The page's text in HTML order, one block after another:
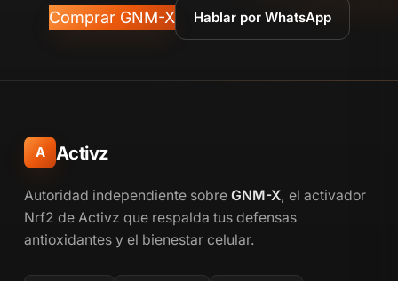
Comprar GNM-X Hablar por WhatsApp
A Activz
Autoridad independiente sobre GNM-X, el activador
Nrf2 de Activz que respalda tus defensas
antioxidantes y el bienestar celular.